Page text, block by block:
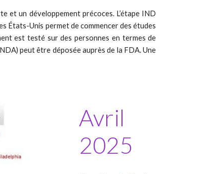
et un développement précoces. L’étape IND
États-Unis permet de commencer des études
est testé sur des personnes en termes de
peut être déposée auprès de la FDA. Une
Avril
2025